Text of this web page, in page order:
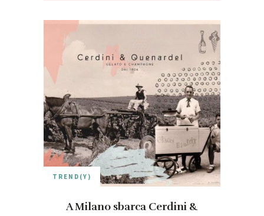
TREND(Y)
A Milano sbarca Cerdini &